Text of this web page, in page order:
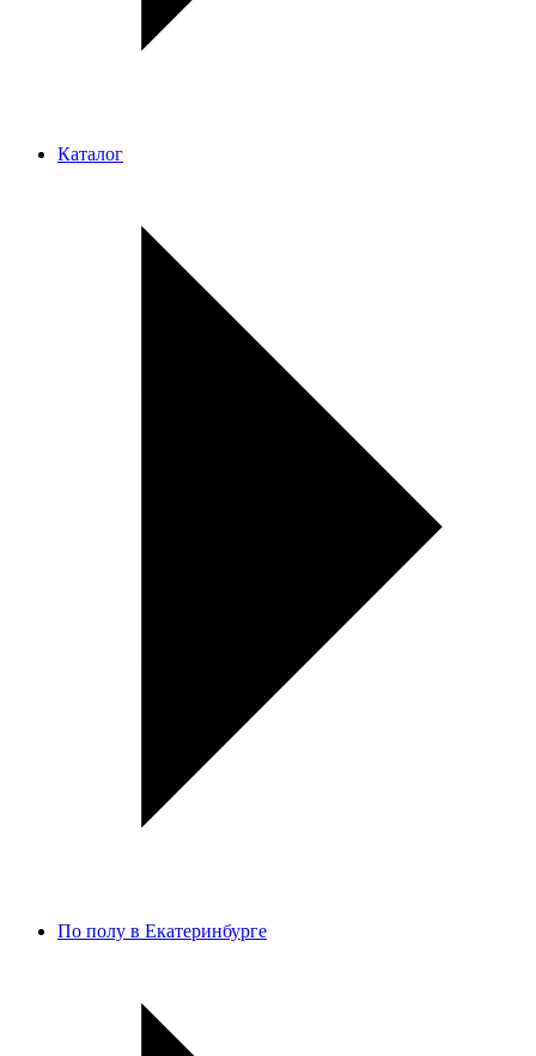
Каталог
По полу в Екатеринбурге